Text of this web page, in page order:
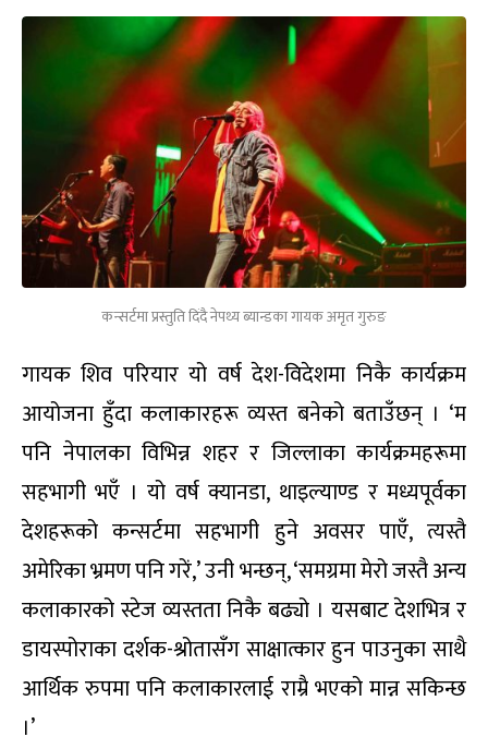
कन्सर्टमा प्रस्तुति दिंदै नेपथ्य ब्यान्डका गायक अमृत गुरुङ
गायक शिव परियार यो वर्ष देश-विदेशमा निकै कार्यक्रम
आयोजना हुँदा कलाकारहरू व्यस्त बनेको बताउँछन् । ‘म
पनि नेपालका विभिन्न शहर र जिल्लाका कार्यक्रमहरूमा
सहभागी भएँ । यो वर्ष क्यानडा, थाइल्याण्ड र मध्यपूर्वका
देशहरूको कन्सर्टमा सहभागी हुने अवसर पाएँ, त्यस्तै
अमेरिका भ्रमण पनि गरें,’ उनी भन्छन्, ‘समग्रमा मेरो जस्तै अन्य
कलाकारको स्टेज व्यस्तता निकै बढ्यो । यसबाट देशभित्र र
डायस्पोराका दर्शक-श्रोतासँग साक्षात्कार हुन पाउनुका साथै
आर्थिक रुपमा पनि कलाकारलाई राम्रै भएको मान्न सकिन्छ
।’